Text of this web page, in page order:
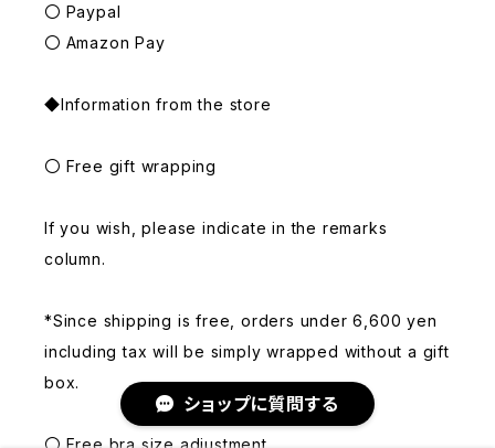
ショップに質問する
〇 Paypal
〇 Amazon Pay
◆Information from the store
〇 Free gift wrapping
If you wish, please indicate in the remarks
column.
*Since shipping is free, orders under 6,600 yen
including tax will be simply wrapped without a gift
box.
〇 Free bra size adjustment